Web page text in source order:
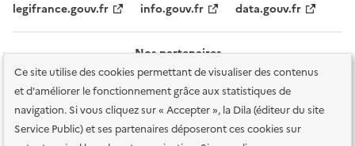
Ce site utilise des cookies permettant de visualiser des contenus
et d'améliorer le fonctionnement grâce aux statistiques de
navigation. Si vous cliquez sur « Accepter », la Dila (éditeur du site
Service Public) et ses partenaires déposeront ces cookies sur
legifrance.gouv.fr info.gouv.fr data.gouv.fr
Nos partenaires